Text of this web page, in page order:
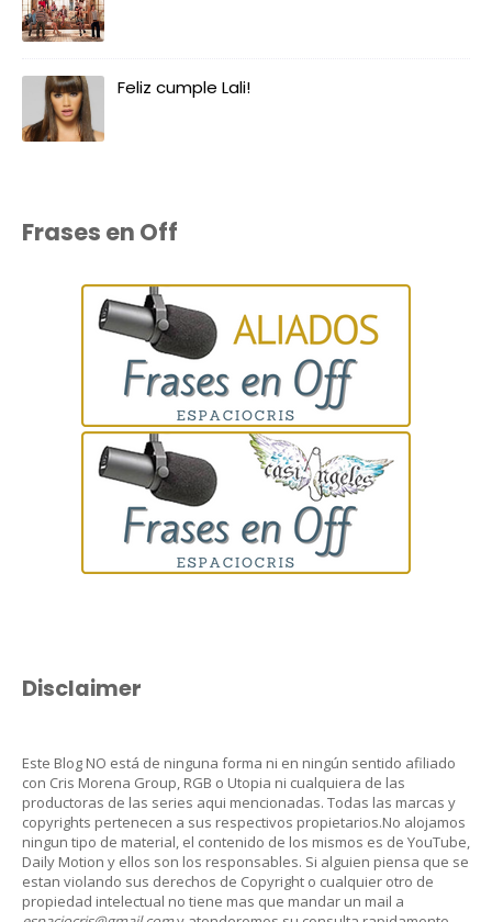
Feliz cumple Lali!
Frases en Off
Disclaimer
Este Blog NO está de ninguna forma ni en ningún sentido afiliado
con Cris Morena Group, RGB o Utopia ni cualquiera de las
productoras de las series aqui mencionadas. Todas las marcas y
copyrights pertenecen a sus respectivos propietarios.No alojamos
ningun tipo de material, el contenido de los mismos es de YouTube,
Daily Motion y ellos son los responsables. Si alguien piensa que se
estan violando sus derechos de Copyright o cualquier otro de
propiedad intelectual no tiene mas que mandar un mail a